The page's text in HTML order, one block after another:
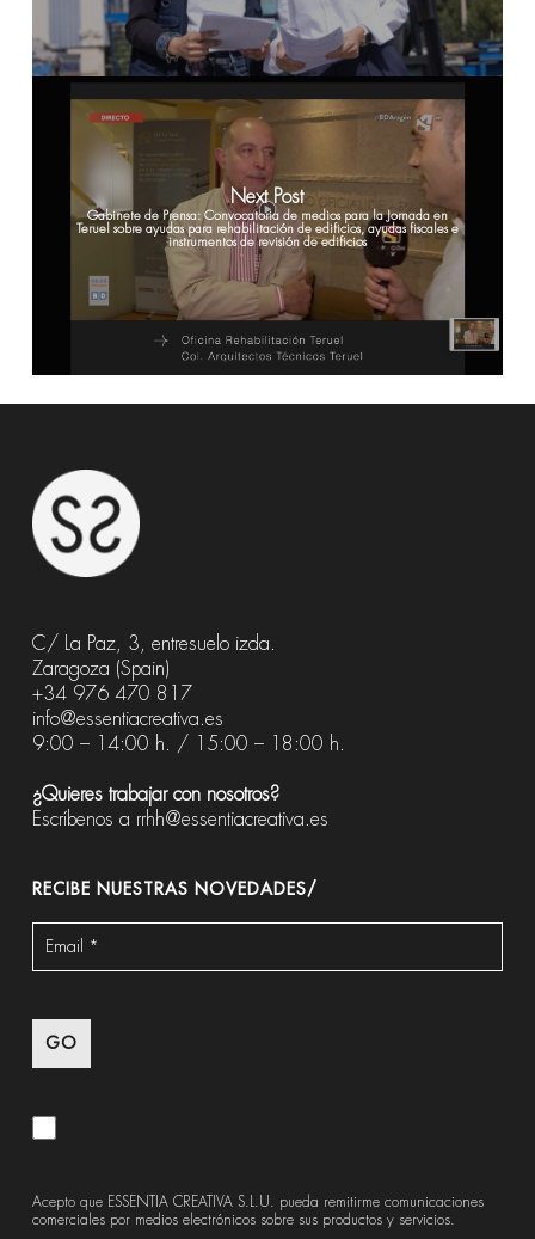
Next Post
Gabinete de Prensa: Convocatoria de medios para la Jornada en
Teruel sobre ayudas para rehabilitación de edificios, ayudas fiscales e
instrumentos de revisión de edificios
C/ La Paz, 3, entresuelo izda.
Zaragoza (Spain)
+34 976 470 817
info@essentiacreativa.es
9:00 – 14:00 h. / 15:00 – 18:00 h.
¿Quieres trabajar con nosotros?
Escríbenos a rrhh@essentiacreativa.es
RECIBE NUESTRAS NOVEDADES/
Acepto que ESSENTIA CREATIVA S.L.U. pueda remitirme comunicaciones
comerciales por medios electrónicos sobre sus productos y servicios.